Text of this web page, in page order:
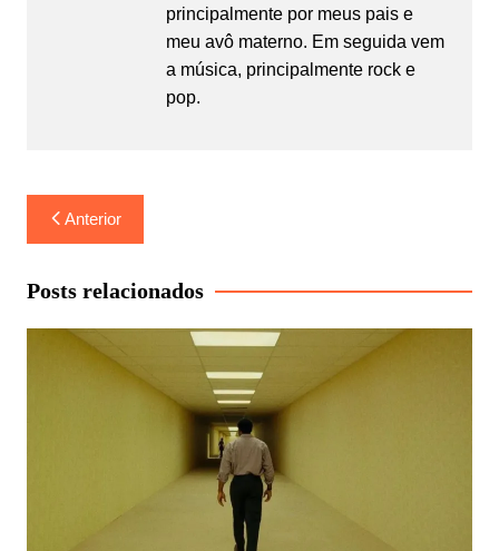
principalmente por meus pais e
meu avô materno. Em seguida vem
a música, principalmente rock e
pop.
Navegação
de
Post
Anterior
Posts relacionados